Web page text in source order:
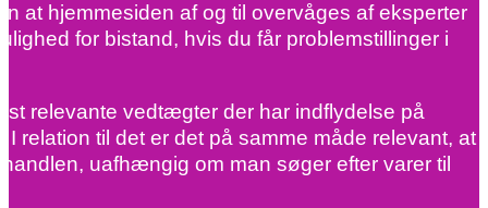
at hjemmesiden af og til overvåges af eksperter
for bistand, hvis du får problemstillinger i
relevante vedtægter der har indflydelse på
relation til det er det på samme måde relevant, at
uafhængig om man søger efter varer til